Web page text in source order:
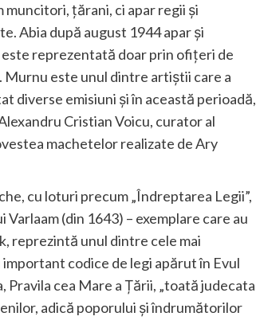
țărani, ci apar regii și
Abia după august 1944 apar și
este reprezentată doar prin ofițeri de
Murnu este unul dintre artiștii care a
diverse emisiuni și în această perioadă,
Cristian Voicu, curator al
machetelor realizate de Ary
cu loturi precum „Îndreptarea Legii”,
(din 1643) – exemplare care au
reprezintă unul dintre cele mai
codice de legi apărut în Evul
Pravila cea Mare a Țării, „toată judecata
adică poporului și îndrumătorilor